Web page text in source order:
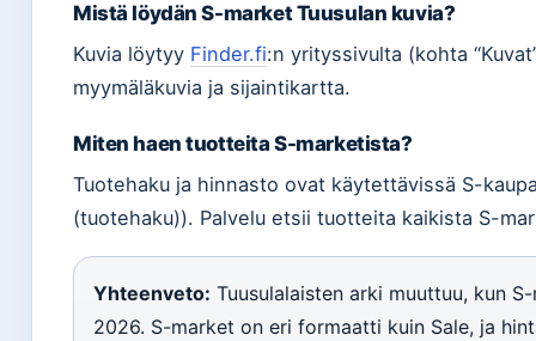
Mistä löydän S-market Tuusulan kuvia?
Kuvia löytyy Finder.fi:n yrityssivulta (kohta
myymäläkuvia ja sijaintikartta.
Miten haen tuotteita S-marketista?
Tuotehaku ja hinnasto ovat käytettävissä S-
(tuotehaku)). Palvelu etsii tuotteita kaikista S-
Yhteenveto: Tuusulalaisten arki muuttuu, kun
2026. S-market on eri formaatti kuin Sale, ja